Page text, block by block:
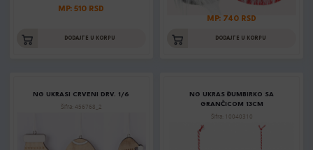
MP: 510 RSD
DODAJTE U KORPU
MP: 740 RSD
DODAJTE U KORPU
NG UKRASI CRVENI DRV. 1/6
Šifra: 456768_2
NG UKRAS ĐUMBIRKO SA
GRANČICOM 13CM
Šifra: 10040310